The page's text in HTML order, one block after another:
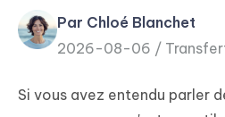
for iOS
PDNob
Editor
Par Chloé Blanchet
2026-08-06 /
Si vous avez entendu parler